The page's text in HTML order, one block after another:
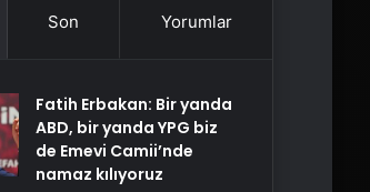
Son Yorumlar
Fatih Erbakan: Bir yanda
ABD, bir yanda YPG biz
de Emevi Camii’nde
namaz kılıyoruz